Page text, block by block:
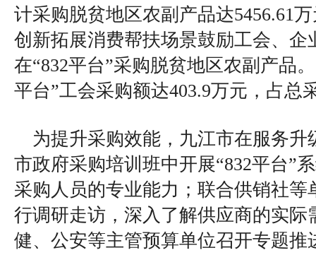
计采购脱贫地区农副产品达5456.61
创新拓展消费帮扶场景鼓励工会、企
在“832平台”采购脱贫地区农副产品
平台”工会采购额达403.9万元，占总
为提升采购效能，九江市在服务升
市政府采购培训班中开展“832平台”
采购人员的专业能力；联合供销社等
行调研走访，深入了解供应商的实际
健、公安等主管预算单位召开专题推